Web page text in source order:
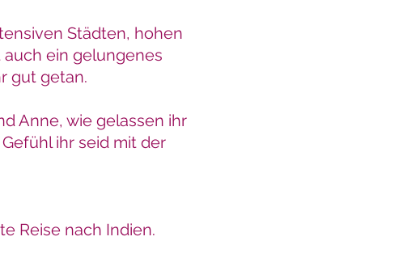
Städten, hohen
auch ein gelungenes
gut getan.
Anne, wie gelassen ihr
ihr seid mit der
Reise nach Indien.